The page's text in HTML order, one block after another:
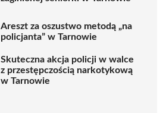
Areszt za oszustwo metodą „na
policjanta” w Tarnowie
Skuteczna akcja policji w walce
z przestępczością narkotykową
w Tarnowie